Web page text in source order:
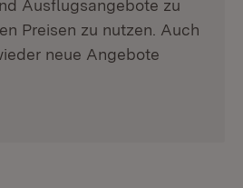
Ausflugsangebote zu
Preisen zu nutzen. Auch
neue Angebote